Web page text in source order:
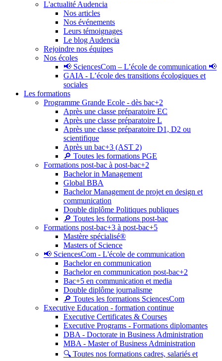
L'actualité Audencia
Nos articles
Nos événements
Leurs témoignages
Le blog Audencia
Rejoindre nos équipes
Nos écoles
📢 SciencesCom – L’école de communication 📢
GAIA - L’école des transitions écologiques et
sociales
Les formations
Programme Grande Ecole - dès bac+2
Après une classe préparatoire EC
Après une classe préparatoire L
Après une classe préparatoire D1, D2 ou
scientifique
Après un bac+3 (AST 2)
🔎 Toutes les formations PGE
Formations post-bac à post-bac+2
Bachelor in Management
Global BBA
Bachelor Management de projet en design et
communication
Double diplôme Politiques publiques
🔎 Toutes les formations post-bac
Formations post-bac+3 à post-bac+5
Mastère spécialisé®
Masters of Science
📢 SciencesCom - L'école de communication
Bachelor en communication
Bachelor en communication post-bac+2
Bac+5 en communication et media
Double diplôme journalisme
🔎 Toutes les formations SciencesCom
Executive Education - formation continue
Executive Certificates & Courses
Executive Programs - Formations diplomantes
DBA - Doctorate in Business Administration
MBA - Master of Business Administration
🔍 Toutes nos formations cadres, salariés et